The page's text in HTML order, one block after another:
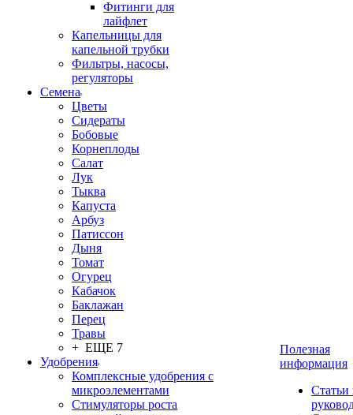
Фитинги для
лайфлет
Капельницы для
капельной трубки
Фильтры, насосы,
регуляторы
Семена
Цветы
Сидераты
Бобовые
Корнеплоды
Салат
Лук
Тыква
Капуста
Арбуз
Патиссон
Дыня
Томат
Огурец
Кабачок
Баклажан
Перец
Травы
+ ЕЩЕ 7
Удобрения
Комплексные удобрения с
микроэлементами
Стимуляторы роста
Полезная
информация
Статьи